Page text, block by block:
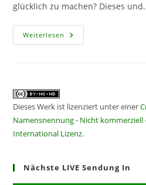
glücklich zu machen? Dieses
Weiterlesen CF082
–
Dieses Werk ist lizenziert unter einer
Namensnennung - Nicht kommerziell
International Lizenz.
Nächste LIVE Sendung In